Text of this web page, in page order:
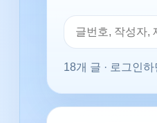
18개 글 · 로그인